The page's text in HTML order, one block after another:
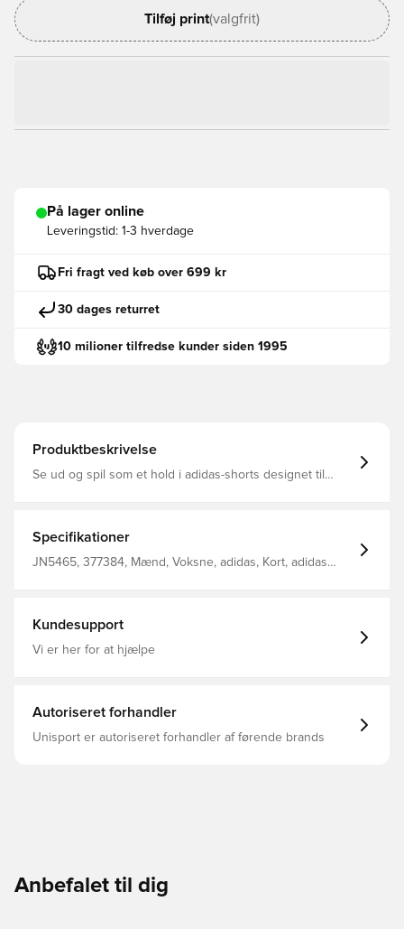
Tilføj print(valgfrit)
På lager online
Leveringstid: 1-3 hverdage
Fri fragt ved køb over 699 kr
30 dages returret
10 milioner tilfredse kunder siden 1995
Produktbeskrivelse
Se ud og spil som et hold i adidas-shorts designet til
Specifikationer
JN5465, 377384, Mænd, Voksne, adidas, Kort, adidas
Kundesupport
Vi er her for at hjælpe
Autoriseret forhandler
Unisport er autoriseret forhandler af førende brands
Anbefalet til dig